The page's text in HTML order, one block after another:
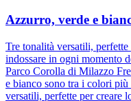
Azzurro, verde e
Tre tonalità versatili,
indossare in ogni momento
Parco Corolla di Milazzo
e bianco sono tra i colori più
versatili, perfette per creare